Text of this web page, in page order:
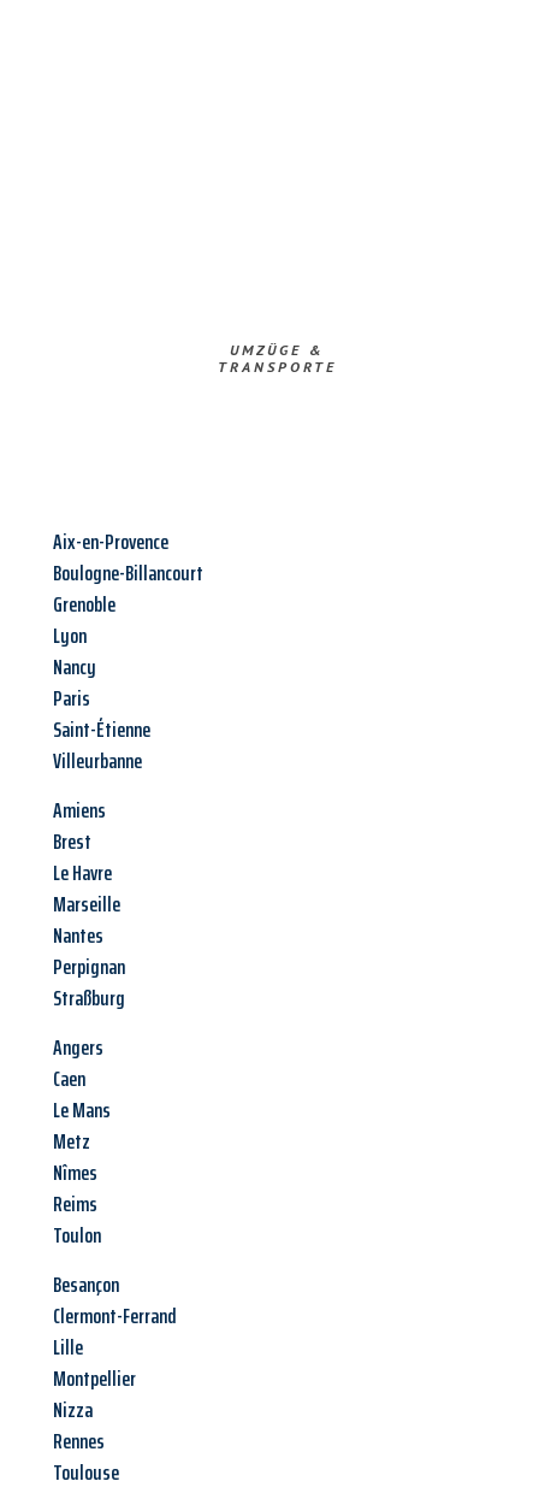
UMZÜGE &
TRANSPORTE
Aix-en-Provence
Boulogne-Billancourt
Grenoble
Lyon
Nancy
Paris
Saint-Étienne
Villeurbanne
Amiens
Brest
Le Havre
Marseille
Nantes
Perpignan
Straßburg
Angers
Caen
Le Mans
Metz
Nîmes
Reims
Toulon
Besançon
Clermont-Ferrand
Lille
Montpellier
Nizza
Rennes
Toulouse